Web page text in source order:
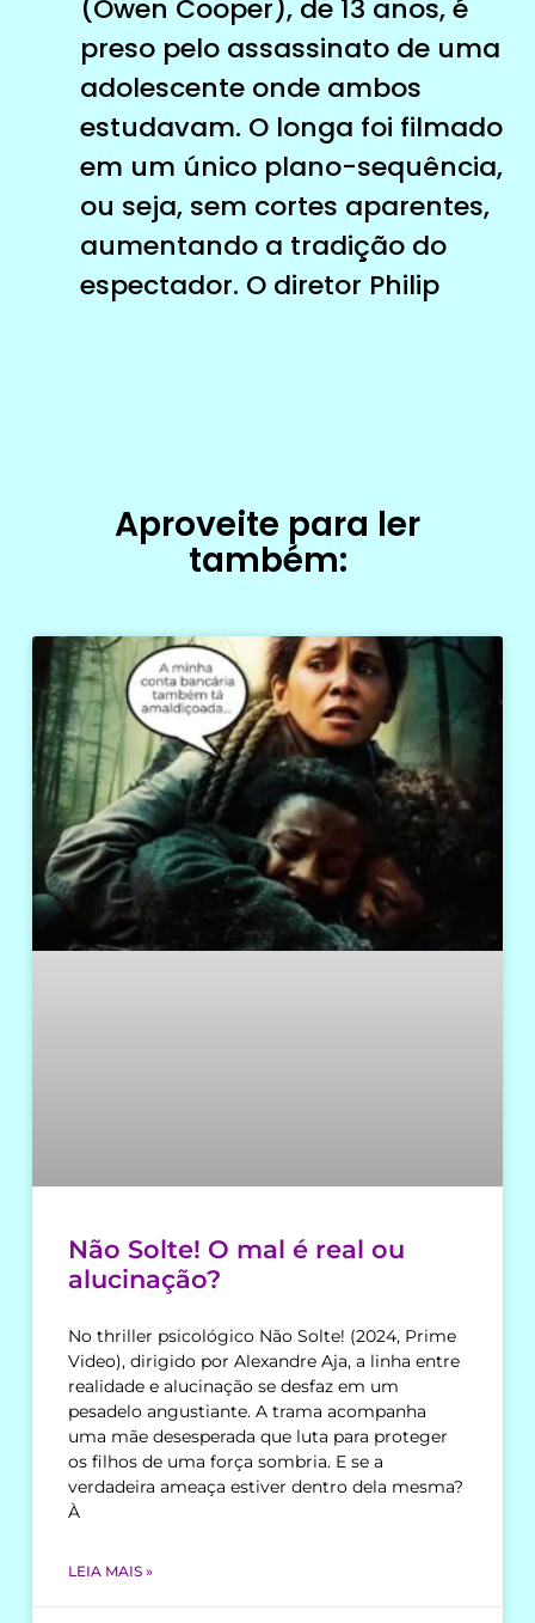
(Owen Cooper), de 13 anos, é
preso pelo assassinato de uma
adolescente onde ambos
estudavam. O longa foi filmado
em um único plano-sequência,
ou seja, sem cortes aparentes,
aumentando a tradição do
espectador. O diretor Philip
Aproveite para ler
também:
Não Solte! O mal é real ou
alucinação?
No thriller psicológico Não Solte! (2024, Prime
Video), dirigido por Alexandre Aja, a linha entre
realidade e alucinação se desfaz em um
pesadelo angustiante. A trama acompanha
uma mãe desesperada que luta para proteger
os filhos de uma força sombria. E se a
verdadeira ameaça estiver dentro dela mesma?
À
LEIA MAIS »